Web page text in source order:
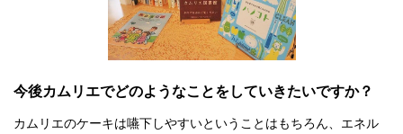
今後カムリエでどのようなことをしていきたいですか？
カムリエのケーキは嚥下しやすいということはもちろん、エネル